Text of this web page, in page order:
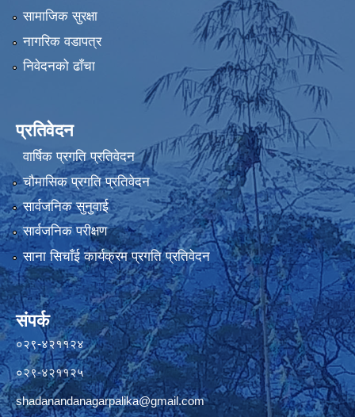
सामाजिक सुरक्षा
नागरिक वडापत्र
निवेदनको ढाँचा
प्रतिवेदन
वार्षिक प्रगति प्रतिवेदन
चौमासिक प्रगति प्रतिवेदन
सार्वजनिक सुनुवाई
सार्वजनिक परीक्षण
साना सिचाँई कार्यक्रम प्रगति प्रतिवेदन
संपर्क
०२९-४२११२४
०२९-४२११२५
shadanandanagarpalika@gmail.com